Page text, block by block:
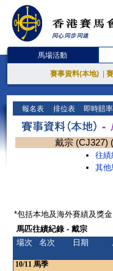
馬場活動
賽事資料(本地)
報名表 排位表 即時賠率
戴宗 (CJ327)
往績
其他
*包括本地及海外賽績及獎金
馬匹往績紀錄 - 戴宗
場次
名次 日期
10/11 馬季